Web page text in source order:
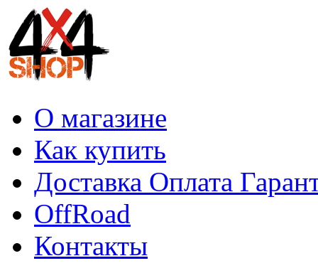
О магазине
Как купить
Доставка Оплата
OffRoad
Контакты